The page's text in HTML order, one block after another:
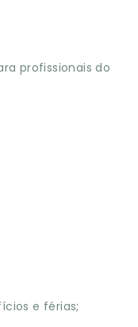
profissionais do
e férias;